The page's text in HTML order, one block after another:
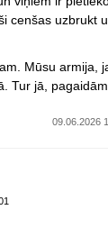
cenšas uzbrukt
Mūsu armija,
Tur jā,
09.06.2026